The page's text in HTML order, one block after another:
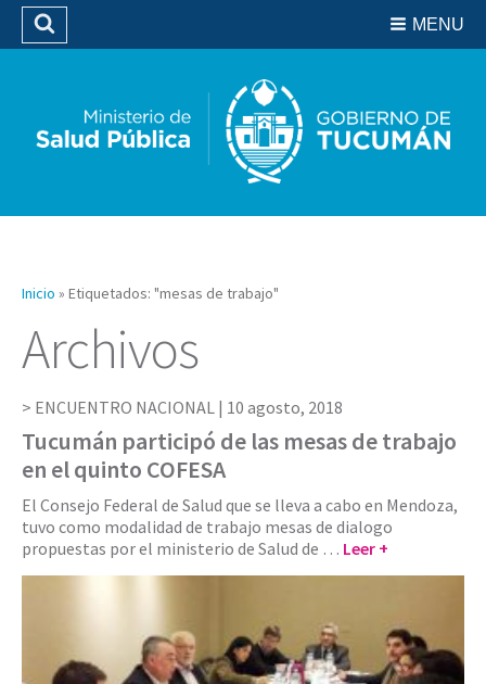
Biblioteca
MENU
Buscar
Inicio » Etiquetados: "mesas de trabajo"
Archivos
ENCUENTRO NACIONAL | 10 agosto, 2018
Tucumán participó de las mesas de trabajo
en el quinto COFESA
El Consejo Federal de Salud que se lleva a cabo en Mendoza,
tuvo como modalidad de trabajo mesas de dialogo
propuestas por el ministerio de Salud de … Leer +